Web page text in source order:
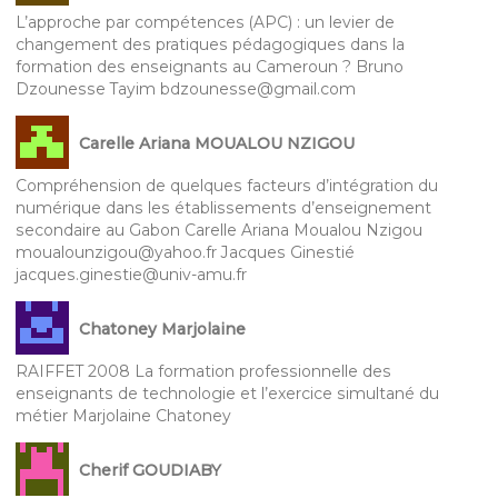
L’approche par compétences (APC) : un levier de
changement des pratiques pédagogiques dans la
formation des enseignants au Cameroun ? Bruno
Dzounesse Tayim bdzounesse@gmail.com
Carelle Ariana MOUALOU NZIGOU
Compréhension de quelques facteurs d’intégration du
numérique dans les établissements d’enseignement
secondaire au Gabon Carelle Ariana Moualou Nzigou
moualounzigou@yahoo.fr Jacques Ginestié
jacques.ginestie@univ-amu.fr
Chatoney Marjolaine
RAIFFET 2008 La formation professionnelle des
enseignants de technologie et l’exercice simultané du
métier Marjolaine Chatoney
Cherif GOUDIABY